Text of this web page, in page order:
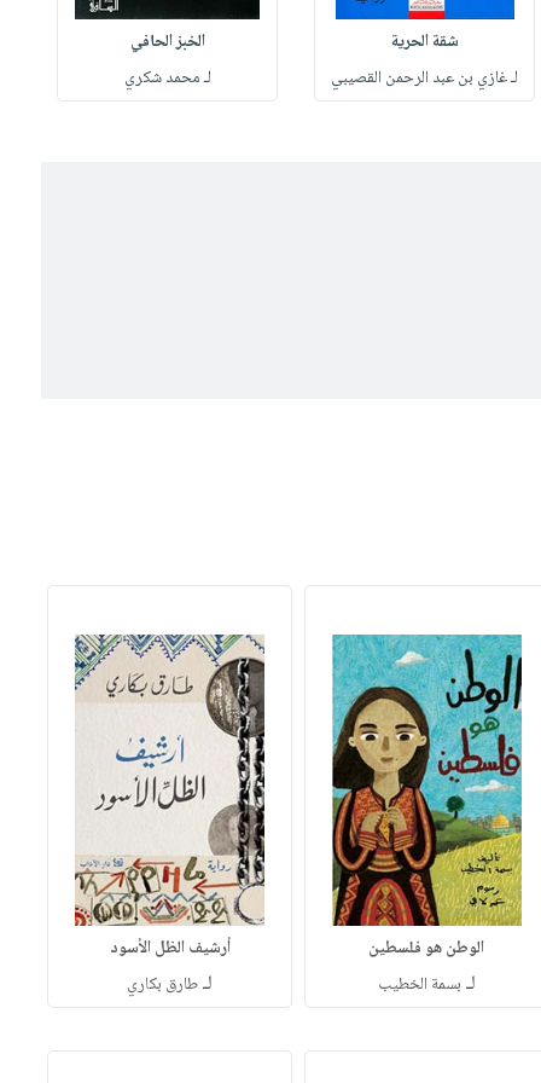
شقة الحرية
لـ غازي بن عبد الرحمن القصيبي
الخبز الحافي
لـ محمد شكري
الوطن هو فلسطين
لـ بسمة الخطيب
أرشيف الظل الأسود
لـطارق بكاري